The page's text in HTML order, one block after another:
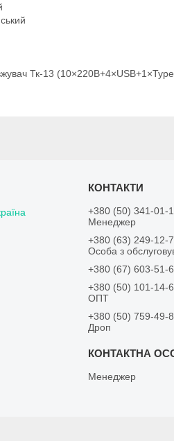
Тк-13
+380 (50) 341-01-
Менеджер
+380 (63) 249-12-
Особа з
+380 (67) 603-51-
+380 (50) 101-14-
ОПТ
+380 (50) 759-49-
Дроп
Менеджер